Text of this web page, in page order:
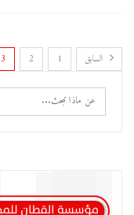
السابق 1
2
3